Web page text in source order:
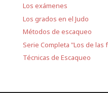
Los exámenes
Los grados en el Judo
Métodos de escaqueo
Serie Completa "Los de las
Técnicas de Escaqueo